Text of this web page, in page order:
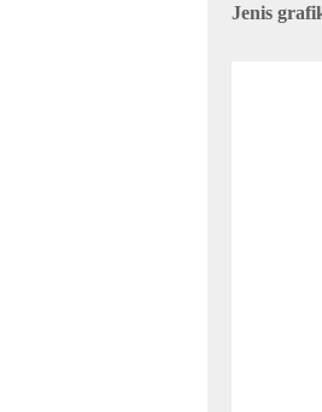
Jenis